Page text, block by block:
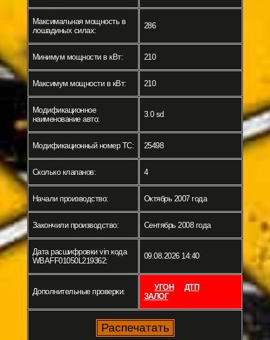
Максимальная мощность в
лошадиных силах:
286
Минимум мощности в кВт: 210
Максимум мощности в кВт: 210
Модификационное
наименование авто:
3.0 sd
Модификационный номер ТС: 25498
Сколько клапанов: 4
Начали производство: Октябрь 2007 года
Закончили производство: Сентябрь 2008 года
Дата расшифровки vin кода
WBAFF01050L219362:
09.08.2026 14:40
Дополнительные проверки: УГОН
ДТП
ЗАЛОГ